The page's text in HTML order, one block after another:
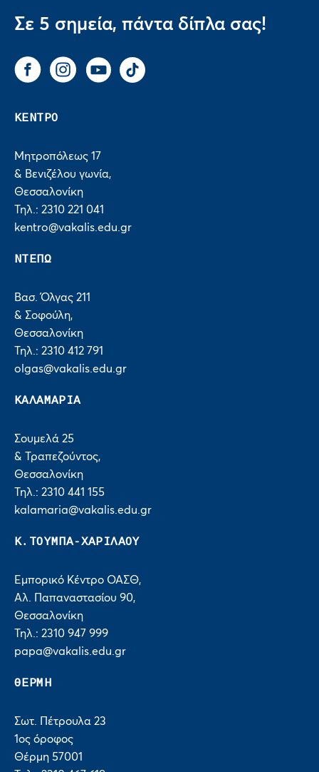
Σε 5 σημεία, πάντα δίπλα σας!
FacebookInstagram
You Tube Tik Tok
ΚΕΝΤΡΟ
Μητροπόλεως 17
& Βενιζέλου γωνία,
Θεσσαλονίκη
Τηλ.: 2310 221 041
kentro@vakalis.edu.gr
ΝΤΕΠΩ
Βασ. Όλγας 211
& Σοφούλη,
Θεσσαλονίκη
Τηλ.: 2310 412 791
olgas@vakalis.edu.gr
ΚΑΛΑΜΑΡΙΑ
Σουμελά 25
& Τραπεζούντος,
Θεσσαλονίκη
Τηλ.: 2310 441 155
kalamaria@vakalis.edu.gr
Κ.ΤΟΥΜΠΑ-ΧΑΡΙΛΑΟΥ
Εμπορικό Κέντρο ΟΑΣΘ,
Αλ. Παπαναστασίου 90,
Θεσσαλονίκη
Τηλ.: 2310 947 999
papa@vakalis.edu.gr
ΘΕΡΜΗ
Σωτ. Πέτρουλα 23
1ος όροφος
Θέρμη 57001